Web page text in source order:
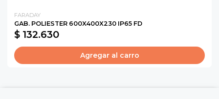
FARADAY
GAB. POLIESTER 600X400X230 IP65 FD
$ 132.630
Agregar al carro